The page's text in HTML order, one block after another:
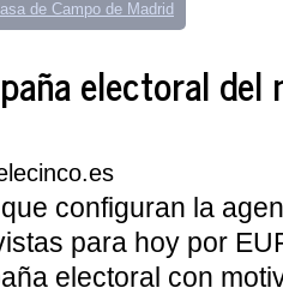
de Campo de Madrid
electoral
configuran la
para hoy por
electoral con